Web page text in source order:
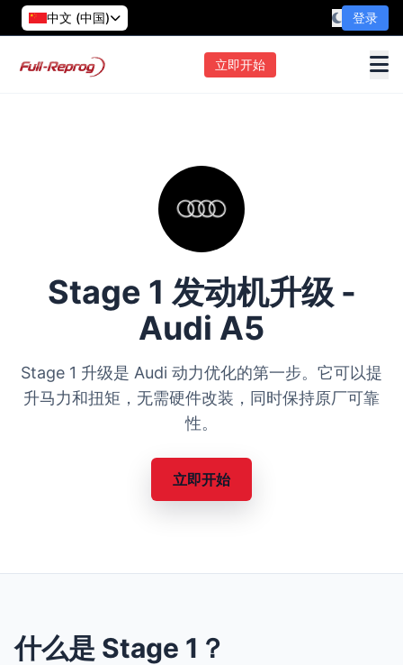
中文 (中国) 登录
立即开始
Stage 1 发动机升级 -
Audi A5
Stage 1 升级是 Audi 动力优化的第一步。它可以提
升马力和扭矩，无需硬件改装，同时保持原厂可靠
性。
立即开始
什么是 Stage 1？